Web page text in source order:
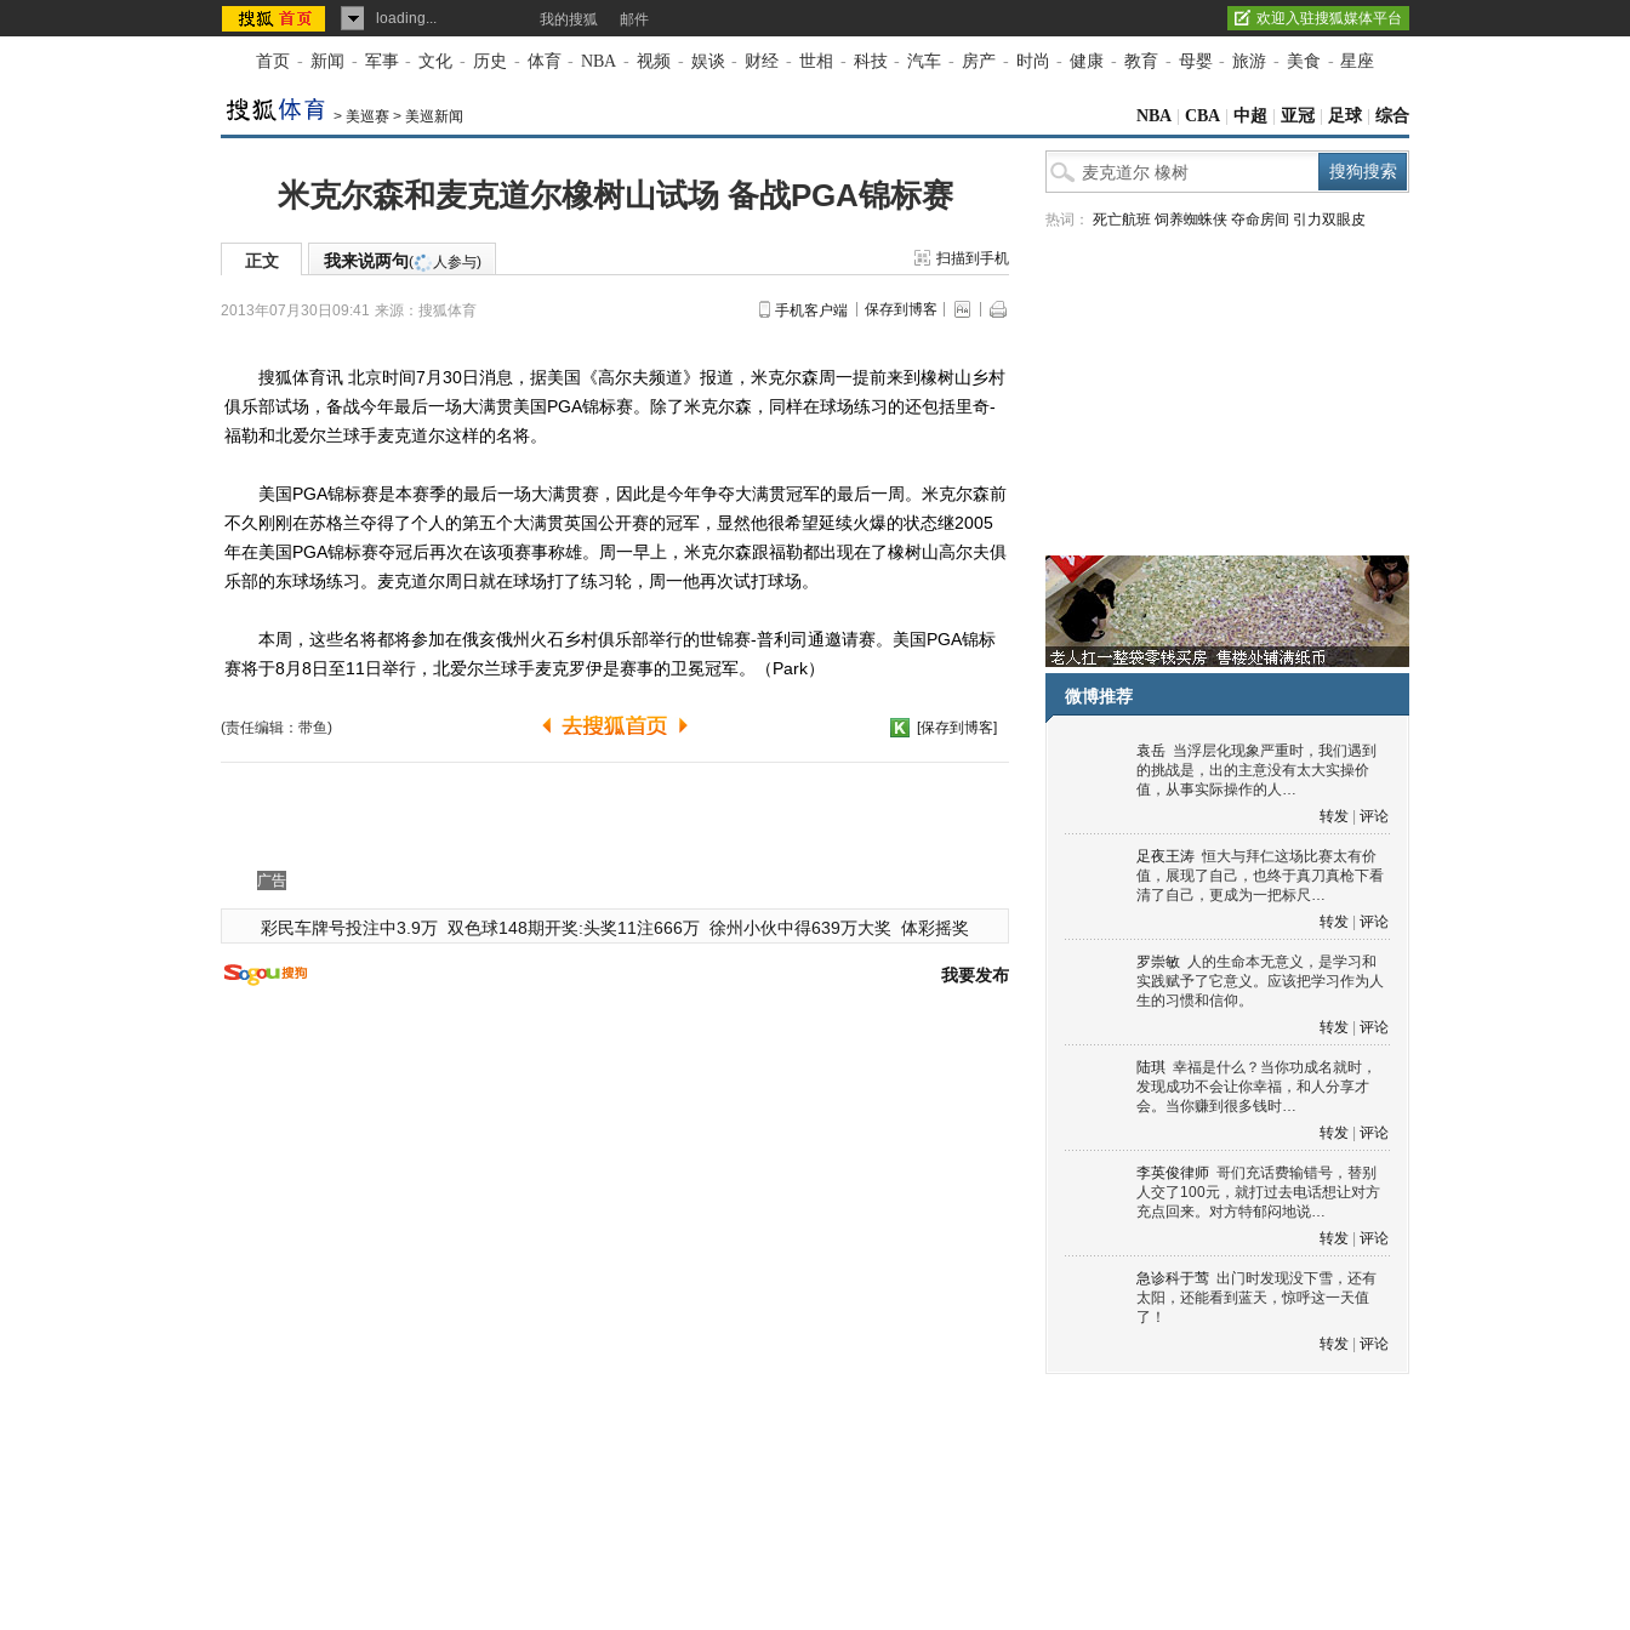
loading... 我的搜狐 邮件 欢迎入驻搜狐媒体平台
首页 - 新闻 - 军事 - 文化 - 历史 - 体育 - NBA - 视频 - 娱谈 - 财经 - 世相 - 科技 - 汽车 - 房产 - 时尚 - 健康 - 教育 - 母婴 - 旅游 - 美食 - 星座
> 美巡赛 > 美巡新闻 NBA CBA 中超 亚冠 足球 综合
米克尔森和麦克道尔橡树山试场 备战PGA锦标赛
正文 我来说两句( 人参与) 扫描到手机
2013年07月30日09:41 来源： 搜狐体育 手机客户端 保存到博客
搜狐体育讯 北京时间7月30日消息，据美国《高尔夫频道》报道，米克尔森周一提前来到橡树山乡村
俱乐部试场，备战今年最后一场大满贯美国PGA锦标赛。除了米克尔森，同样在球场练习的还包括里奇-
福勒和北爱尔兰球手麦克道尔这样的名将。
美国PGA锦标赛是本赛季的最后一场大满贯赛，因此是今年争夺大满贯冠军的最后一周。米克尔森前
不久刚刚在苏格兰夺得了个人的第五个大满贯英国公开赛的冠军，显然他很希望延续火爆的状态继2005
年在美国PGA锦标赛夺冠后再次在该项赛事称雄。周一早上，米克尔森跟福勒都出现在了橡树山高尔夫俱
乐部的东球场练习。麦克道尔周日就在球场打了练习轮，周一他再次试打球场。
本周，这些名将都将参加在俄亥俄州火石乡村俱乐部举行的世锦赛-普利司通邀请赛。美国PGA锦标
赛将于8月8日至11日举行，北爱尔兰球手麦克罗伊是赛事的卫冕冠军。（Park）
(责任编辑：带鱼) [保存到博客]
广告
彩民车牌号投注中3.9万 双色球148期开奖:头奖11注666万 徐州小伙中得639万大奖 体彩摇奖
我要发布
热词： 死亡航班 饲养蜘蛛侠 夺命房间 引力双眼皮
微博推荐
袁岳 当浮层化现象严重时，我们遇到
的挑战是，出的主意没有太大实操价
值，从事实际操作的人…
转发
评论
足夜王涛 恒大与拜仁这场比赛太有价
值，展现了自己，也终于真刀真枪下看
清了自己，更成为一把标尺…
转发
评论
罗崇敏 人的生命本无意义，是学习和
实践赋予了它意义。应该把学习作为人
生的习惯和信仰。
转发
评论
陆琪 幸福是什么？当你功成名就时，
发现成功不会让你幸福，和人分享才
会。当你赚到很多钱时…
转发
评论
李英俊律师 哥们充话费输错号，替别
人交了100元，就打过去电话想让对方
充点回来。对方特郁闷地说…
转发
评论
急诊科于莺 出门时发现没下雪，还有
太阳，还能看到蓝天，惊呼这一天值
了！
转发
评论